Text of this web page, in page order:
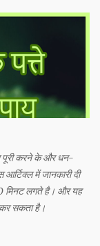
पूरी करने के और धन-
में जानकारी दी
मिनट लगते है। और यह
कर सकता है।